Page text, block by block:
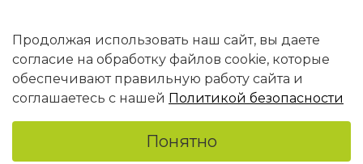
УНП 690852163
Юридический адрес: 223141 Минская обл.,
г. Логойск, ул. Советская, 1 «ДТ Гайна»
В торговом реестре РБ с 09.02.2026 N768406
Продолжая использовать наш сайт, вы даете
согласие на обработку файлов cookie, которые
обеспечивают правильную работу сайта и
соглашаетесь с нашей Политикой безопасности
Понятно